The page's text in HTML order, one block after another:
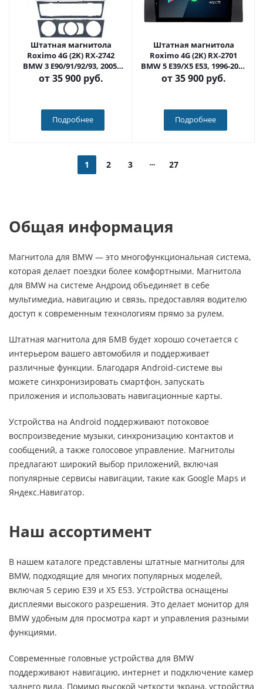
Штатная магнитола
Roximo 4G (2K) RX-2742
BMW 3 E90/91/92/93, 2005-
2012 (Android 13)
от35 900 руб.
Подробнее
Штатная магнитола
Roximo 4G (2K) RX-2701
BMW 5 E39/X5 E53, 1996-2007
(Android 13)
от35 900 руб.
Подробнее
1 2 3 27
Общая информация
Магнитола для BMW — это многофункциональная система,
которая делает поездки более комфортными. Магнитола
для BMW на системе Андроид объединяет в себе
мультимедиа, навигацию и связь, предоставляя водителю
доступ к современным технологиям прямо за рулем.
Штатная магнитола для БМВ будет хорошо сочетается с
интерьером вашего автомобиля и поддерживает
различные функции. Благодаря Android-системе вы
можете синхронизировать смартфон, запускать
приложения и использовать навигационные карты.
Устройства на Android поддерживают потоковое
воспроизведение музыки, синхронизацию контактов и
сообщений, а также голосовое управление. Магнитолы
предлагают широкий выбор приложений, включая
популярные сервисы навигации, такие как Google Maps и
Яндекс.Навигатор.
Наш ассортимент
В нашем каталоге представлены штатные магнитолы для
BMW, подходящие для многих популярных моделей,
включая 5 серию E39 и X5 E53. Устройства оснащены
дисплеями высокого разрешения. Это делает монитор для
BMW удобным для просмотра карт и управления разными
функциями.
Современные головные устройства для BMW
поддерживают навигацию, интернет и подключение камер
заднего вида. Помимо высокой четкости экрана, устройства